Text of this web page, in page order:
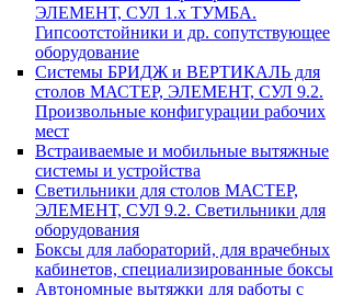
ЭЛЕМЕНТ, СУЛ 1.х ТУМБА.
Гипсоотстойники и др. сопутствующее
оборудование
Системы БРИДЖ и ВЕРТИКАЛЬ для
столов МАСТЕР, ЭЛЕМЕНТ, СУЛ 9.2.
Произвольные конфигурации рабочих
мест
Встраиваемые и мобильные вытяжные
системы и устройства
Светильники для столов МАСТЕР,
ЭЛЕМЕНТ, СУЛ 9.2. Светильники для
оборудования
Боксы для лабораторий, для врачебных
кабинетов, специализированные боксы
Автономные вытяжки для работы с